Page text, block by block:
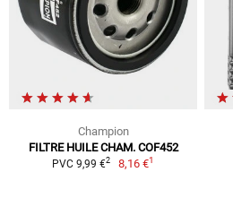
Champion
FILTRE HUILE CHAM. COF452
PVC 9,99 €2 8,16 €1